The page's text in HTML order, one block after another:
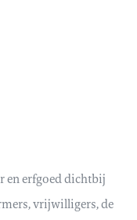
en erfgoed dichtbij
vrijwilligers, de